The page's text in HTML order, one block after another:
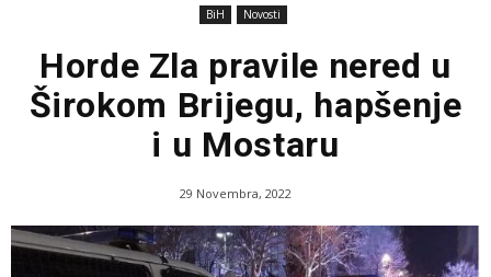
BiH Novosti
Horde Zla pravile nered u
Širokom Brijegu, hapšenje
i u Mostaru
29 Novembra, 2022